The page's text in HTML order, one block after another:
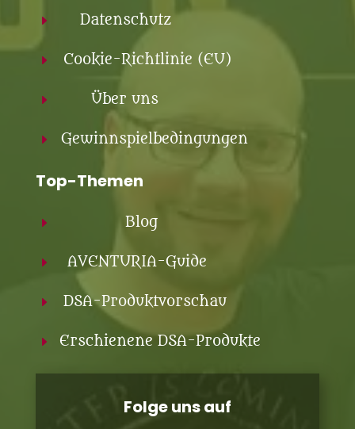
E Datenschutz
E Cookie-Richtlinie (EU)
E Über uns
E Gewinnspielbedingungen
Top-Themen
E Blog
E AVENTURIA-Guide
E DSA-Produktvorschau
E Erschienene DSA-Produkte
Folge uns auf